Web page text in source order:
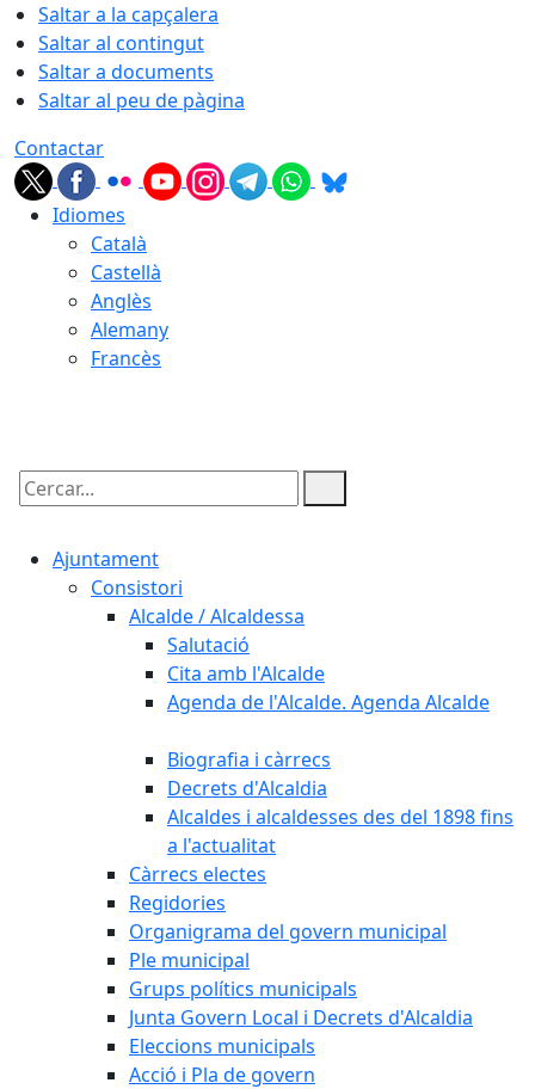
Saltar a la capçalera
Saltar al contingut
Saltar a documents
Saltar al peu de pàgina
Contactar
Idiomes
Català
Castellà
Anglès
Alemany
Francès
Cercar:
Ajuntament
Consistori
Alcalde / Alcaldessa
Salutació
Cita amb l'Alcalde
Agenda de l'Alcalde. Agenda Alcalde
Biografia i càrrecs
Decrets d'Alcaldia
Alcaldes i alcaldesses des del 1898 fins
a l'actualitat
Càrrecs electes
Regidories
Organigrama del govern municipal
Ple municipal
Grups polítics municipals
Junta Govern Local i Decrets d'Alcaldia
Eleccions municipals
Acció i Pla de govern